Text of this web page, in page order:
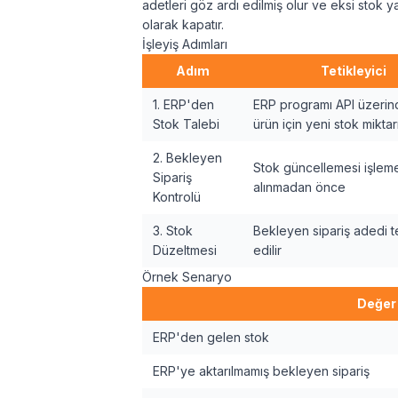
adetleri göz ardı edilmiş olur ve eksi stok
olarak kapatır.
İşleyiş Adımları
Adım
Tetikleyici
1. ERP'den
Stok Talebi
ERP programı API
ürün için yeni stok
2. Bekleyen
Sipariş
Kontrolü
Stok güncellemesi
alınmadan önce
3. Stok
Düzeltmesi
Bekleyen sipariş adedi
edilir
Örnek Senaryo
Değer
ERP'den gelen stok
ERP'ye aktarılmamış bekleyen sipariş